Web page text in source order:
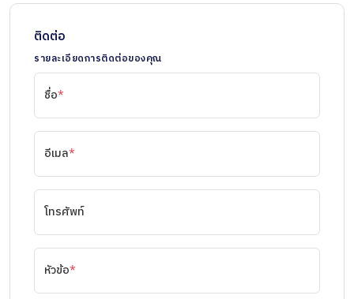
ติดต่อ
รายละเอียดการติดต่อของคุณ
ชื่อ*
อีเมล*
โทรศัพท์
หัวข้อ*